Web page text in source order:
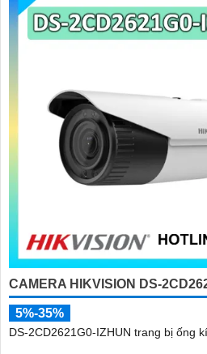
CAMERA HIKVISION DS-
5%-35%
DS-2CD2621G0-IZHUN trang bị ống